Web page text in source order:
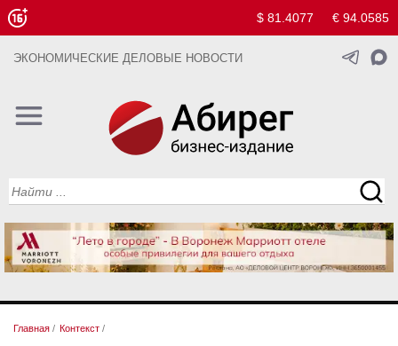
$ 81.4077 € 94.0585
ЭКОНОМИЧЕСКИЕ ДЕЛОВЫЕ НОВОСТИ
Главная / Контекст /